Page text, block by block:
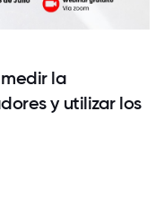
la
y utilizar los